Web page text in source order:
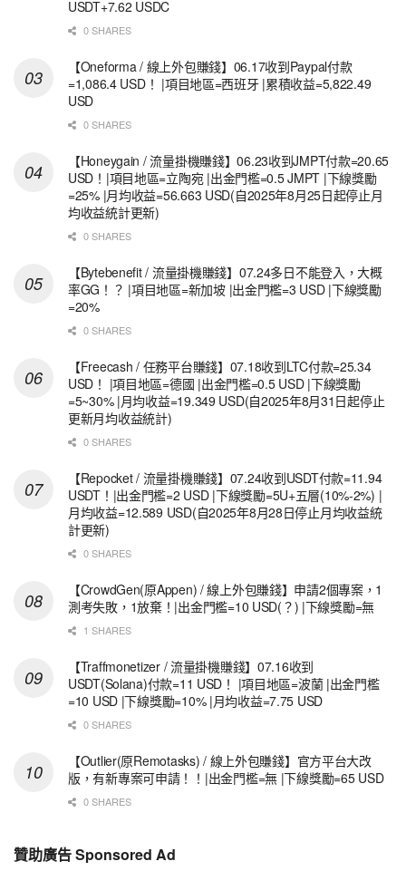
USDT+7.62 USDC
0 SHARES
【Oneforma / 線上外包賺錢】06.17收到Paypal付款
=1,086.4 USD！ |項目地區=西班牙 |累積收益=5,822.49
USD
0 SHARES
【Honeygain / 流量掛機賺錢】06.23收到JMPT付款=20.65
USD！|項目地區=立陶宛 |出金門檻=0.5 JMPT |下線獎勵
=25% |月均收益=56.663 USD(自2025年8月25日起停止月
均收益統計更新)
0 SHARES
【Bytebenefit / 流量掛機賺錢】07.24多日不能登入，大概
率GG！？ |項目地區=新加坡 |出金門檻=3 USD |下線獎勵
=20%
0 SHARES
【Freecash / 任務平台賺錢】07.18收到LTC付款=25.34
USD！ |項目地區=德國 |出金門檻=0.5 USD |下線獎勵
=5~30% |月均收益=19.349 USD(自2025年8月31日起停止
更新月均收益統計)
0 SHARES
【Repocket / 流量掛機賺錢】07.24收到USDT付款=11.94
USDT！|出金門檻=2 USD |下線獎勵=5U+五層(10%-2%) |
月均收益=12.589 USD(自2025年8月28日停止月均收益統
計更新)
0 SHARES
【CrowdGen(原Appen) / 線上外包賺錢】申請2個專案，1
測考失敗，1放棄！|出金門檻=10 USD(？) |下線獎勵=無
1 SHARES
【Traffmonetizer / 流量掛機賺錢】07.16收到
USDT(Solana)付款=11 USD！ |項目地區=波蘭 |出金門檻
=10 USD |下線獎勵=10% |月均收益=7.75 USD
0 SHARES
【Outlier(原Remotasks) / 線上外包賺錢】官方平台大改
版，有新專案可申請！！|出金門檻=無 |下線獎勵=65 USD
0 SHARES
贊助廣告 Sponsored Ad